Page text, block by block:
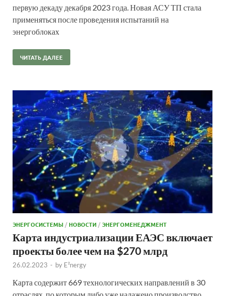
первую декаду декабря 2023 года. Новая АСУ ТП стала
применяться после проведения испытаний на
энергоблоках
ЧИТАТЬ ДАЛЕЕ
ЭНЕРГОСИСТЕМЫ/НОВОСТИ/ЭНЕРГОМЕНЕДЖМЕНТ
Карта индустриализации ЕАЭС включает
проекты более чем на $270 млрд
26.02.2023 - by E²nergy
Карта содержит 669 технологических направлений в 30